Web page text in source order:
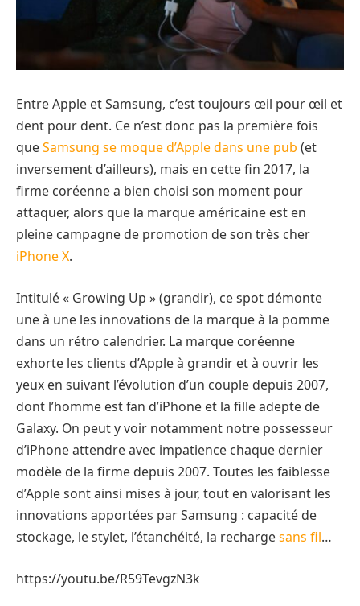
Entre Apple et Samsung, c’est toujours œil pour œil et
dent pour dent. Ce n’est donc pas la première fois
queSamsung se moque d’Apple dans une pub (et
inversement d’ailleurs), mais en cette fin 2017, la
firme coréenne a bien choisi son moment pour
attaquer, alors que la marque américaine est en
pleine campagne de promotion de son très cher
iPhone X.
Intitulé « Growing Up » (grandir), ce spot démonte
une à une les innovations de la marque à la pomme
dans un rétro calendrier. La marque coréenne
exhorte les clients d’Apple à grandir et à ouvrir les
yeux en suivant l’évolution d’un couple depuis 2007,
dont l’homme est fan d’iPhone et la fille adepte de
Galaxy. On peut y voir notamment notre possesseur
d’iPhone attendre avec impatience chaque dernier
modèle de la firme depuis 2007. Toutes les faiblesse
d’Apple sont ainsi mises à jour, tout en valorisant les
innovations apportées par Samsung : capacité de
stockage, le stylet, l’étanchéité, la rechargesans fil…
https://youtu.be/R59TevgzN3k